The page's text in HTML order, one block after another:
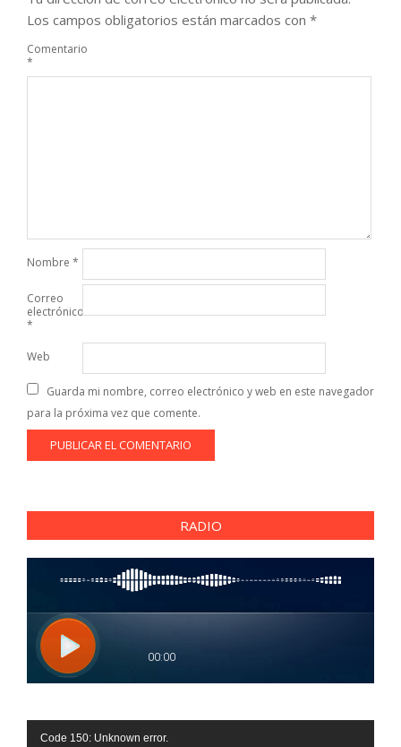
Los campos obligatorios están marcados con *
Comentario
*
Nombre *
Correo
electrónico
*
Web
Guarda mi nombre, correo electrónico y web en este navegador
para la próxima vez que comente.
RADIO
Reproductor
Code 150: Unknown error.